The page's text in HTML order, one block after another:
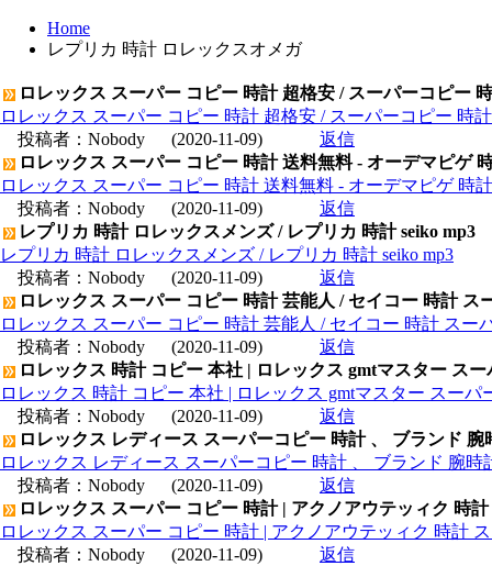
Home
レプリカ 時計 ロレックスオメガ
ロレックス スーパー コピー 時計 超格安 / スーパーコピー
ロレックス スーパー コピー 時計 超格安 / スーパーコピー 時
投稿者： Nobody (2020-11-09)
返信
ロレックス スーパー コピー 時計 送料無料 - オーデマピゲ
ロレックス スーパー コピー 時計 送料無料 - オーデマピゲ 時
投稿者： Nobody (2020-11-09)
返信
レプリカ 時計 ロレックスメンズ / レプリカ 時計 seiko mp3
レプリカ 時計 ロレックスメンズ / レプリカ 時計 seiko mp3
投稿者： Nobody (2020-11-09)
返信
ロレックス スーパー コピー 時計 芸能人 / セイコー 時計 ス
ロレックス スーパー コピー 時計 芸能人 / セイコー 時計 スー
投稿者： Nobody (2020-11-09)
返信
ロレックス 時計 コピー 本社 | ロレックス gmtマスター ス
ロレックス 時計 コピー 本社 | ロレックス gmtマスター スーパ
投稿者： Nobody (2020-11-09)
返信
ロレックス レディース スーパーコピー 時計 、 ブランド
ロレックス レディース スーパーコピー 時計 、 ブランド 腕時
投稿者： Nobody (2020-11-09)
返信
ロレックス スーパー コピー 時計 | アクノアウテッィク 時
ロレックス スーパー コピー 時計 | アクノアウテッィク 時計
投稿者： Nobody (2020-11-09)
返信